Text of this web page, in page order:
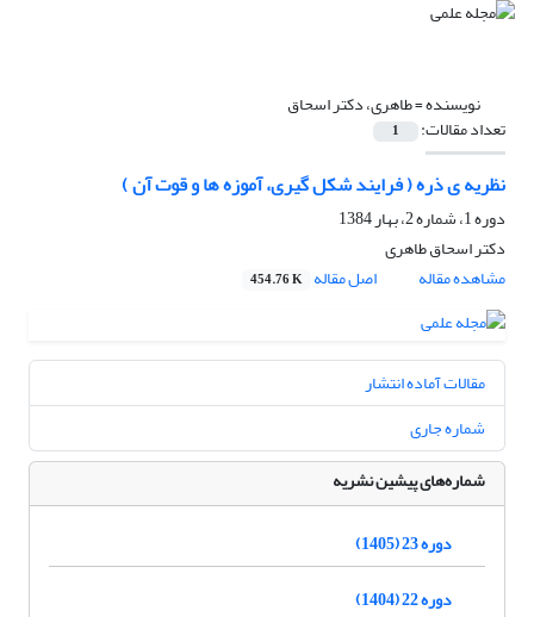
نویسنده =طاهری، دکتر اسحاق
تعداد مقالات: 1
نظریه ی ذره ( فرایند شکل گیری، آموزه ها و قوت آن )
دوره 1، شماره 2، بهار 1384
دکتر اسحاق طاهری
مشاهده مقاله
اصل مقاله 454.76 K
مقالات آماده انتشار
شماره جاری
شماره‌های پیشین نشریه
دوره 23 (1405)
دوره 22 (1404)